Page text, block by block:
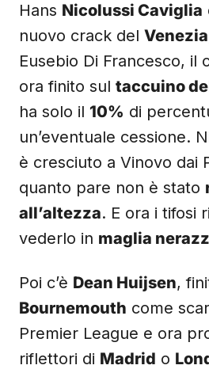
Hans Nicolussi Caviglia
nuovo crack del Venezia
Eusebio Di Francesco, il
ora finito sul taccuino
ha solo il 10% di
un’eventuale cessione.
è cresciuto a Vinovo dai
quanto pare non è stato
all’altezza. E ora i tifosi
vederlo in maglia
Poi c’è Dean Huijsen,
Bournemouth come
Premier League e ora
riflettori di Madrid o